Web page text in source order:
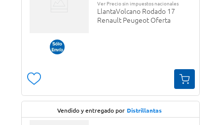
Ver Precio sin impuestos nacionales
LlantaVolcano Rodado 17
Renault Peugeot Oferta
Vendido y entregado por Distrillantas